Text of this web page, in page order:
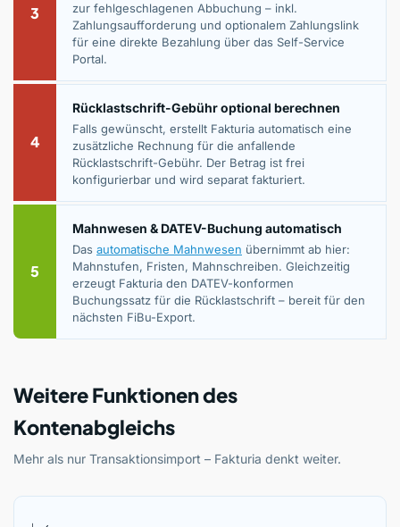
3
zur fehlgeschlagenen Abbuchung – inkl.
Zahlungsaufforderung und optionalem Zahlungslink
für eine direkte Bezahlung über das Self-Service
Portal.
4
Rücklastschrift-Gebühr optional berechnen
Falls gewünscht, erstellt Fakturia automatisch eine
zusätzliche Rechnung für die anfallende
Rücklastschrift-Gebühr. Der Betrag ist frei
konfigurierbar und wird separat fakturiert.
5
Mahnwesen & DATEV-Buchung automatisch
Das automatische Mahnwesen übernimmt ab hier:
Mahnstufen, Fristen, Mahnschreiben. Gleichzeitig
erzeugt Fakturia den DATEV-konformen
Buchungssatz für die Rücklastschrift – bereit für den
nächsten FiBu-Export.
Weitere Funktionen des
Kontenabgleichs
Mehr als nur Transaktionsimport – Fakturia denkt weiter.